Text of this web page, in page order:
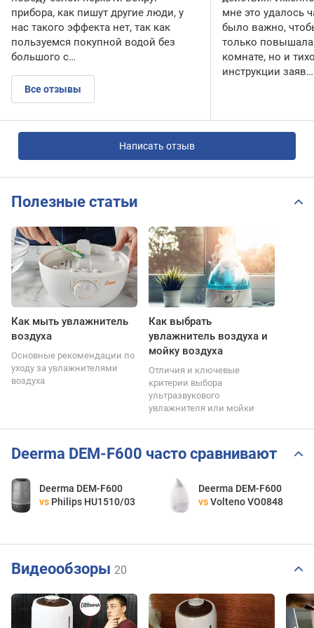
прибора, как пишут другие люди, у
нас такого эффекта нет, так как
пользуемся покупной водой без
большого с…
Все отзывы
мне это удалось
было важно,
только
комнате, но и
инструкции заяв…
Написать отзыв
Полезные статьи
Как мыть увлажнитель
воздуха
Основные рекомендации по
уходу за увлажнителями
воздуха
Как выбрать
увлажнитель воздуха и
мойку воздуха
Отличия и ключевые
критерии выбора
ультразвукового
увлажнителя или мойки
Deerma DEM-F600 часто сравнивают
Deerma DEM-F600
vs Philips HU1510/03
Deerma DEM-F600
vs Volteno VO0848
Видеообзоры 20